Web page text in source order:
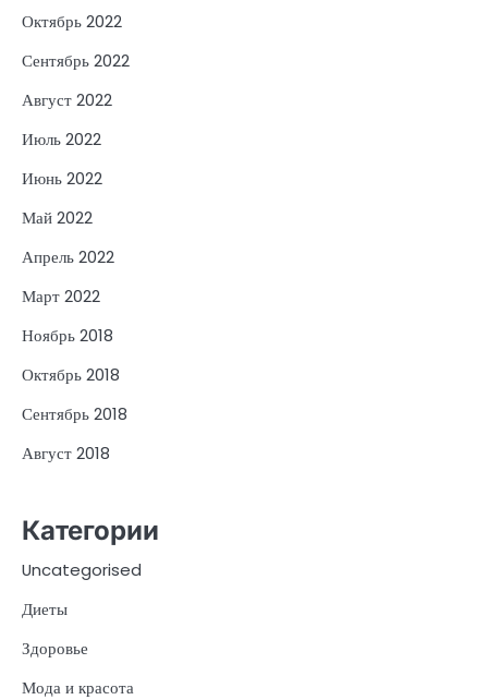
Октябрь 2022
Сентябрь 2022
Август 2022
Июль 2022
Июнь 2022
Май 2022
Апрель 2022
Март 2022
Ноябрь 2018
Октябрь 2018
Сентябрь 2018
Август 2018
Категории
Uncategorised
Диеты
Здоровье
Мода и красота